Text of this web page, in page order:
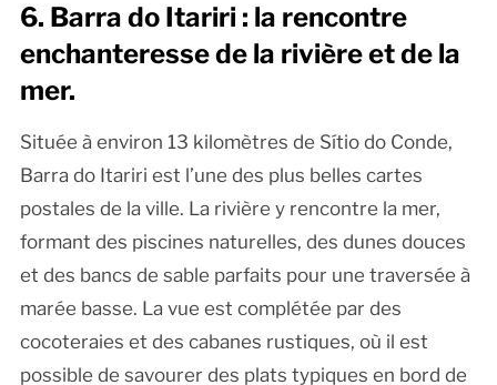
6. Barra do Itariri : la rencontre
enchanteresse de la rivière et de la
mer.
Située à environ 13 kilomètres de Sítio do Conde,
Barra do Itariri est l’une des plus belles cartes
postales de la ville. La rivière y rencontre la mer,
formant des piscines naturelles, des dunes douces
et des bancs de sable parfaits pour une traversée à
marée basse. La vue est complétée par des
cocoteraies et des cabanes rustiques, où il est
possible de savourer des plats typiques en bord de